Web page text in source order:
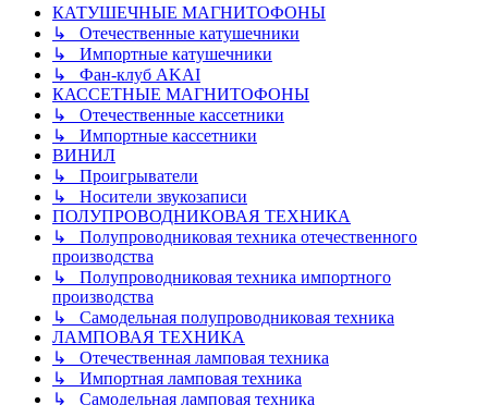
КАТУШЕЧНЫЕ МАГНИТОФОНЫ
↳ Отечественные катушечники
↳ Импортные катушечники
↳ Фан-клуб AKAI
КАССЕТНЫЕ МАГНИТОФОНЫ
↳ Отечественные кассетники
↳ Импортные кассетники
ВИНИЛ
↳ Проигрыватели
↳ Носители звукозаписи
ПОЛУПРОВОДНИКОВАЯ ТЕХНИКА
↳ Полупроводниковая техника отечественного
производства
↳ Полупроводниковая техника импортного
производства
↳ Самодельная полупроводниковая техника
ЛАМПОВАЯ ТЕХНИКА
↳ Отечественная ламповая техника
↳ Импортная ламповая техника
↳ Самодельная ламповая техника